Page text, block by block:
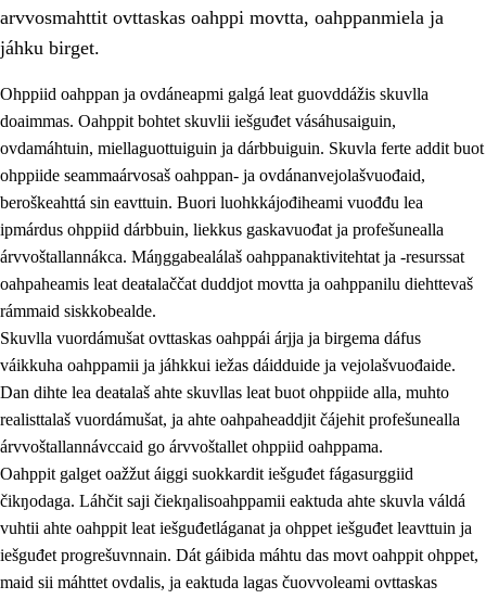
3. Skuvlla praksisa prinsihpat
3.1 Fátmmasteaddji oahppanbiras
3.2 Oahpaheapmi ja heivehuvvon oahpahus
3.3 Ovttasbargu ruovttu ja skuvlla gaskka
3.4 Oahpahus oahppofitnodagas ja bargoeallimis
3.5 Profešuvdnasearvevuohta ja skuvlaovdáneapmi
arvvosmahttit ovttaskas oahppi movtta, oahppanmiela ja
jáhku birget.
Ohppiid oahppan ja ovdáneapmi galgá leat guovddážis skuvlla
doaimmas. Oahppit bohtet skuvlii iešguđet vásáhusaiguin,
ovdamáhtuin, miellaguottuiguin ja dárbbuiguin. Skuvla ferte addit buot
ohppiide seammaárvosaš oahppan- ja ovdánanvejolašvuođaid,
beroškeahttá sin eavttuin. Buori luohkkájođiheami vuođđu lea
ipmárdus ohppiid dárbbuin, liekkus gaskavuođat ja profešunealla
árvvoštallannákca. Máŋggabealálaš oahppanaktivitehtat ja -resurssat
oahpaheamis leat deaŧalaččat duddjot movtta ja oahppanilu diehttevaš
rámmaid siskkobealde.
Skuvlla vuordámušat ovttaskas oahppái árjja ja birgema dáfus
váikkuha oahppamii ja jáhkkui iežas dáidduide ja vejolašvuođaide.
Dan dihte lea deaŧalaš ahte skuvllas leat buot ohppiide alla, muhto
realisttalaš vuordámušat, ja ahte oahpaheaddjit čájehit profešunealla
árvvoštallannávccaid go árvvoštallet ohppiid oahppama.
Oahppit galget oažžut áiggi suokkardit iešguđet fágasurggiid
čikŋodaga. Láhčit saji čiekŋalisoahppamii eaktuda ahte skuvla váldá
vuhtii ahte oahppit leat iešguđetláganat ja ohppet iešguđet leavttuin ja
iešguđet progrešuvnnain. Dát gáibida máhtu das movt oahppit ohppet,
maid sii máhttet ovdalis, ja eaktuda lagas čuovvoleami ovttaskas